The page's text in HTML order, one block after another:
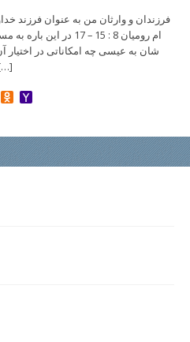
فرزندان و وارثان من به عنوان فرزند
ام رومیان 8 : 15 – 17
شان به عیسی چه امکاناتی در اختیار
بندگی را نیافتید تا باز
TwitterOdnoklassniki